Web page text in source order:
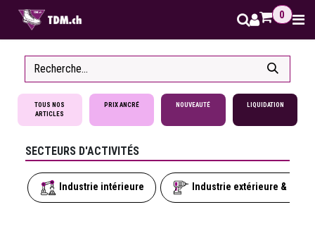
0
TOUS NOS
ARTICLES
PRIX ANCRÉ NOUVEAUTÉ LIQUIDATION
SECTEURS D'ACTIVITÉS
Industrie intérieure Industrie extérieure &